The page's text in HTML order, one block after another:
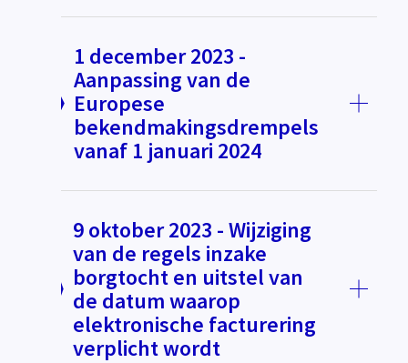
1 december 2023 -
Aanpassing van de
Europese
bekendmakingsdrempels
vanaf 1 januari 2024
9 oktober 2023 - Wijziging
van de regels inzake
borgtocht en uitstel van
de datum waarop
elektronische facturering
verplicht wordt